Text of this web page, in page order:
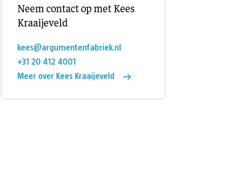
Neem contact op met Kees
Kraaijeveld
kees@argumentenfabriek.nl
+31 20 412 4001
Meer over Kees Kraaijeveld